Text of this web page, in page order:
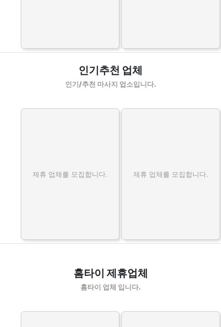
인기추천 업체
인기/추천 마사지 업소입니다.
제휴 업체를 모집합니다. 제휴 업체를 모집합니다.
홈타이 제휴업체
홈타이 업체 입니다.